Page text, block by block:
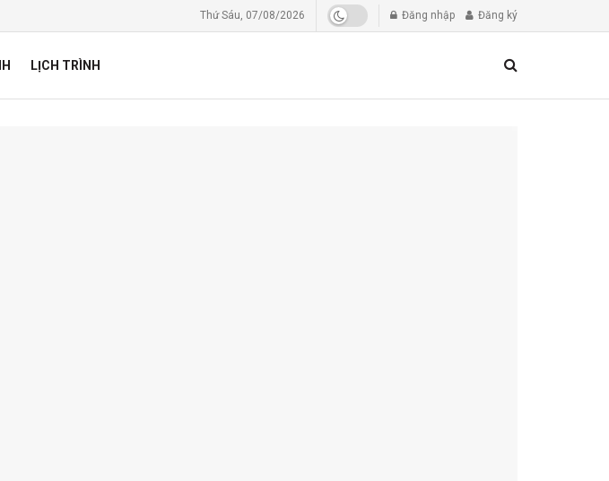
Thứ Sáu, 07/08/2026 Đăng nhập Đăng ký
LỊCH TRÌNH